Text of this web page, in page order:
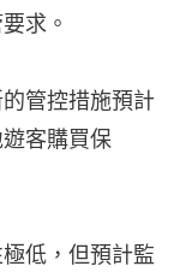
求。
管控措施預計
客購買保
低，但預計監